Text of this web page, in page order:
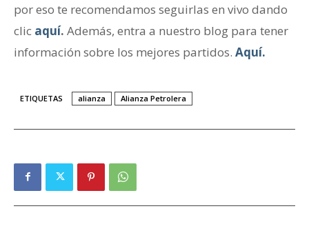
por eso te recomendamos seguirlas en vivo dando
clic aquí. Además, entra a nuestro blog para tener
información sobre los mejores partidos. Aquí.
ETIQUETAS alianza Alianza Petrolera